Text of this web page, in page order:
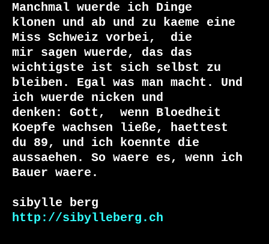
Manchmal wuerde ich Dinge
klonen und ab und zu kaeme eine
Miss Schweiz vorbei,  die
mir sagen wuerde, das das
wichtigste ist sich selbst zu
bleiben. Egal was man macht. Und
ich wuerde nicken und
denken: Gott,  wenn Bloedheit
Koepfe wachsen ließe, haettest
du 89, und ich koennte die
aussaehen. So waere es, wenn ich
Bauer waere.
http://sibylleberg.ch